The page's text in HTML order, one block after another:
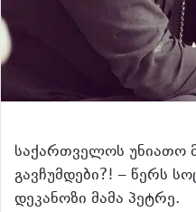
საქართველოს უნიათო
გავჩუმდები?! – წერს
დეკანოზი მამა პეტრე.